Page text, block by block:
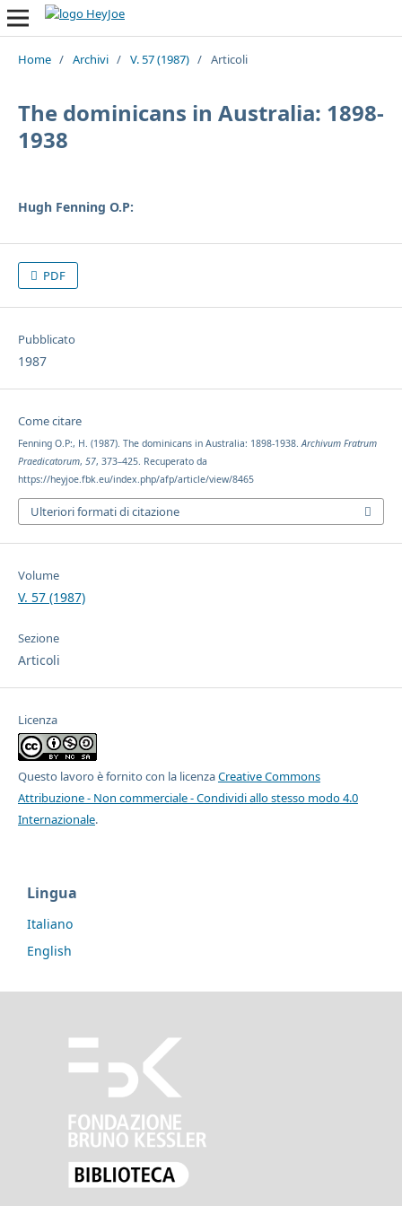
Home / Archivi / V. 57 (1987) / Articoli
The dominicans in Australia: 1898-
1938
Hugh Fenning O.P:
PDF
Pubblicato
1987
Come citare
Fenning O.P:, H. (1987). The dominicans in Australia: 1898-1938.Archivum Fratrum
Praedicatorum, 57, 373–425. Recuperato da
https://heyjoe.fbk.eu/index.php/afp/article/view/8465
Ulteriori formati di citazione
Volume
V. 57 (1987)
Sezione
Articoli
Licenza
Questo lavoro è fornito con la licenzaCreative Commons
Attribuzione - Non commerciale - Condividi allo stesso modo 4.0
Internazionale.
Lingua
Italiano
English